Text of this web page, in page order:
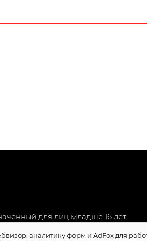
для лиц младше 16 лет.
аналитику форм и AdFox для